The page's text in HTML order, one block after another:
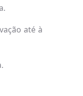
até à